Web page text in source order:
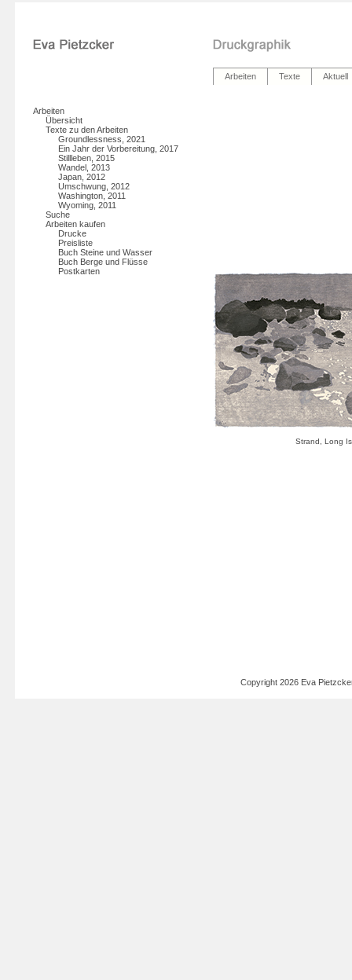
Arbeiten Texte Aktuell
Arbeiten
Übersicht
Texte zu den Arbeiten
Groundlessness, 2021
Ein Jahr der Vorbereitung, 2017
Stillleben, 2015
Wandel, 2013
Japan, 2012
Umschwung, 2012
Washington, 2011
Wyoming, 2011
Suche
Arbeiten kaufen
Drucke
Preisliste
Buch Steine und Wasser
Buch Berge und Flüsse
Postkarten
Copyright 2026 Eva